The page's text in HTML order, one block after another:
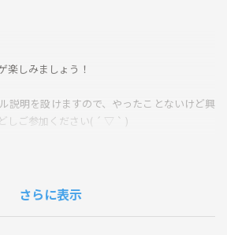
楽しみましょう！
説明を設けますので、やったことないけど興
しご参加ください( ´ ▽ ` )
さらに表示